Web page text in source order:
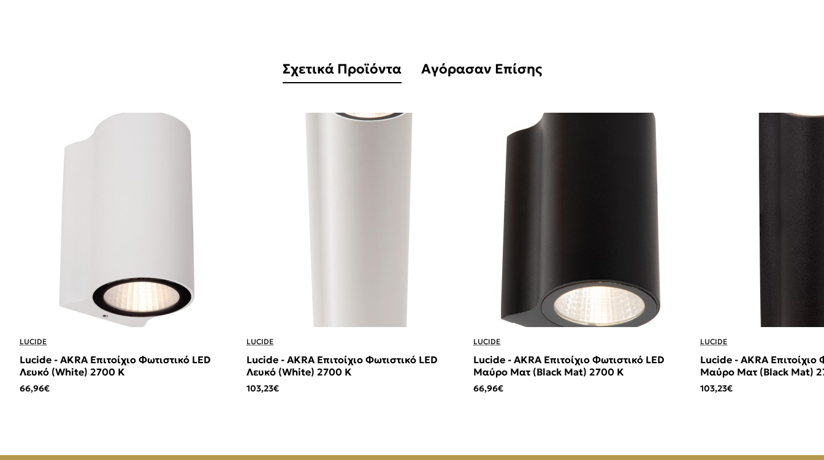
Σχετικά Προϊόντα Αγόρασαν Επίσης
LUCIDE
Lucide - AKRA Επιτοίχιο Φωτιστικό LED
Λευκό (White) 2700 K
66,96€
LUCIDE
Lucide - AKRA Επιτοίχιο Φωτιστικό LED
Λευκό (White) 2700 K
103,23€
LUCIDE
Lucide - AKRA Επιτοίχιο Φωτιστικό LED
Μαύρο Ματ (Black Mat) 2700 K
66,96€
LUCIDE
Lucide - AKRA Επιτοίχιο
Μαύρο Ματ (Black Mat)
103,23€